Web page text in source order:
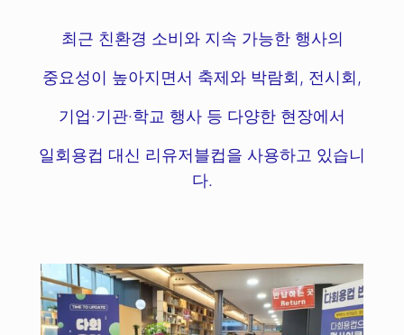
최근 친환경 소비와 지속 가능한 행사의
중요성이 높아지면서 축제와 박람회, 전시회,
기업·기관·학교 행사 등 다양한 현장에서
일회용컵 대신 리유저블컵을 사용하고 있습니
다.